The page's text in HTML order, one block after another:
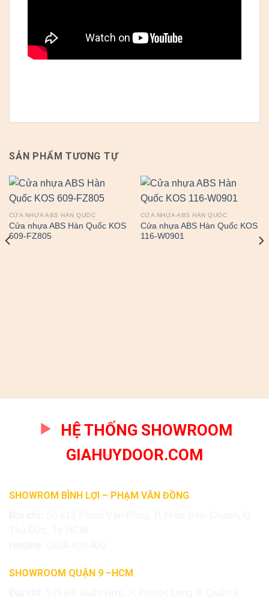
SẢN PHẨM TƯƠNG TỰ
CỬA NHỰA ABS HÀN QUỐC
Cửa nhựa ABS Hàn Quốc KOS
609-FZ805
CỬA NHỰA ABS HÀN QUỐC
Cửa nhựa ABS Hàn Quốc KOS
116-W0901
HỆ THỐNG SHOWROOM
GIAHUYDOOR.COM
SHOWROM BÌNH LỢI – PHẠM VĂN ĐỒNG
SHOWROOM QUẬN 9 –HCM